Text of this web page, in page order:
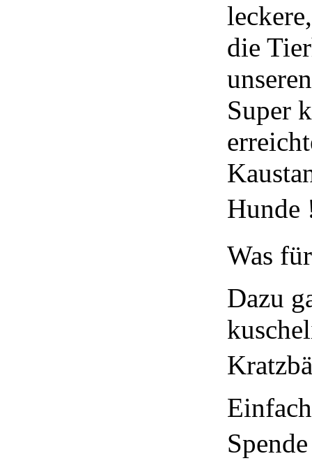
die
Super
Hunde
Was
Dazu